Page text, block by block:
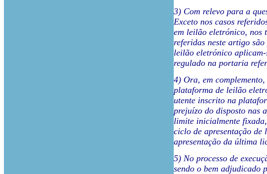
3) Com relevo para a
Exceto nos casos
em leilão eletrónico, nos
referidas neste artigo
leilão eletrónico aplicam-
regulado na portaria
4) Ora, em
plataforma de leilão
utente inscrito na
prejuízo do disposto nas
limite inicialmente
ciclo de apresentação
apresentação da última
5) No processo de
sendo o bem adjudicado